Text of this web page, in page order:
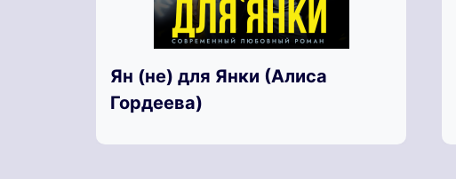
Ян (не) для Янки (Алиса
Гордеева)